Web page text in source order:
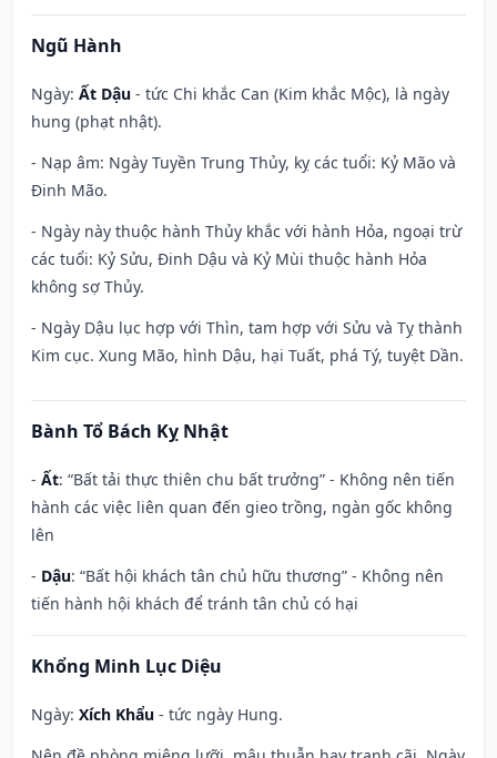
Ngũ Hành
Ngày: Ất Dậu - tức Chi khắc Can (Kim khắc Mộc), là ngày
hung (phạt nhật).
- Nạp âm: Ngày Tuyền Trung Thủy, kỵ các tuổi: Kỷ Mão và
Đinh Mão.
- Ngày này thuộc hành Thủy khắc với hành Hỏa, ngoại trừ
các tuổi: Kỷ Sửu, Đinh Dậu và Kỷ Mùi thuộc hành Hỏa
không sợ Thủy.
- Ngày Dậu lục hợp với Thìn, tam hợp với Sửu và Tỵ thành
Kim cục. Xung Mão, hình Dậu, hại Tuất, phá Tý, tuyệt Dần.
Bành Tổ Bách Kỵ Nhật
- Ất: “Bất tải thực thiên chu bất trưởng” - Không nên tiến
hành các việc liên quan đến gieo trồng, ngàn gốc không
lên
- Dậu: “Bất hội khách tân chủ hữu thương” - Không nên
tiến hành hội khách để tránh tân chủ có hại
Khổng Minh Lục Diệu
Ngày: Xích Khẩu - tức ngày Hung.